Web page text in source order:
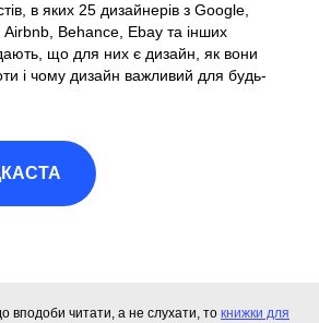
в яких 25 дизайнерів з Google,
Behance, Ebay та інших
що для них є дизайн, як вони
і чому дизайн важливий для будь-
вподоби читати, а не слухати, то книжки для